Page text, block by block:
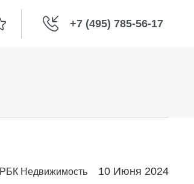
+7 (495) 785-56-17
РБК Недвижимость 10 Июня 2024